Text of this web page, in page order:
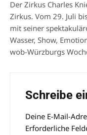
Der Zirkus Charles
Zirkus. Vom 29. Juli
mit seiner
Wasser, Show,
wob-Würzburgs
Schreibe
Deine E-Mail-
Erforderliche
Alternative: